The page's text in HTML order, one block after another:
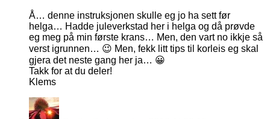
Å… denne instruksjonen skulle eg jo ha sett før
helga… Hadde juleverkstad her i helga og då prøvde
eg meg på min første krans… Men, den vart no ikkje så
verst igrunnen… 😉 Men, fekk litt tips til korleis eg skal
gjera det neste gang her ja… 😀
Takk for at du deler!
Klems